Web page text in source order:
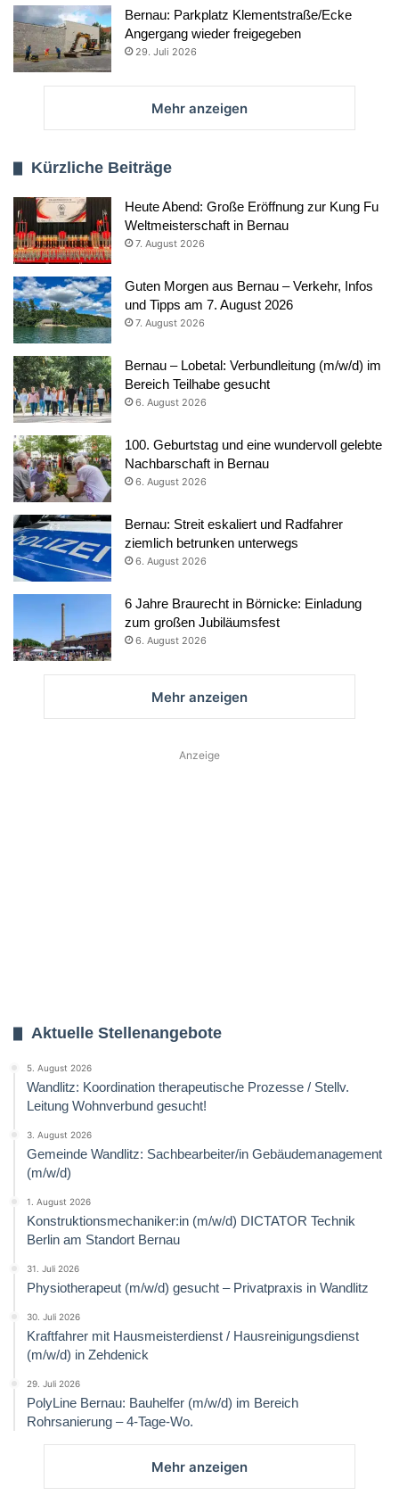
Bernau: Parkplatz Klementstraße/Ecke
Angergang wieder freigegeben
29. Juli 2026
Mehr anzeigen
Kürzliche Beiträge
Heute Abend: Große Eröffnung zur Kung Fu
Weltmeisterschaft in Bernau
7. August 2026
Guten Morgen aus Bernau – Verkehr, Infos
und Tipps am 7. August 2026
7. August 2026
Bernau – Lobetal: Verbundleitung (m/w/d) im
Bereich Teilhabe gesucht
6. August 2026
100. Geburtstag und eine wundervoll gelebte
Nachbarschaft in Bernau
6. August 2026
Bernau: Streit eskaliert und Radfahrer
ziemlich betrunken unterwegs
6. August 2026
6 Jahre Braurecht in Börnicke: Einladung
zum großen Jubiläumsfest
6. August 2026
Mehr anzeigen
Anzeige
Aktuelle Stellenangebote
5. August 2026
Wandlitz: Koordination therapeutische Prozesse / Stellv.
Leitung Wohnverbund gesucht!
3. August 2026
Gemeinde Wandlitz: Sachbearbeiter/in Gebäudemanagement
(m/w/d)
1. August 2026
Konstruktionsmechaniker:in (m/w/d) DICTATOR Technik
Berlin am Standort Bernau
31. Juli 2026
Physiotherapeut (m/w/d) gesucht – Privatpraxis in Wandlitz
30. Juli 2026
Kraftfahrer mit Hausmeisterdienst / Hausreinigungsdienst
(m/w/d) in Zehdenick
29. Juli 2026
PolyLine Bernau: Bauhelfer (m/w/d) im Bereich
Rohrsanierung – 4-Tage-Wo.
Mehr anzeigen